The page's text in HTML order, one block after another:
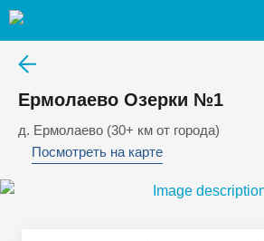
Ермолаево Озерки №1
д. Ермолаево (30+ км от города)
Посмотреть на карте